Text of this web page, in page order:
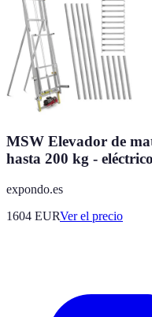
MSW Elevador de
hasta 200 kg -
expondo.es
1604 EURVer el precio